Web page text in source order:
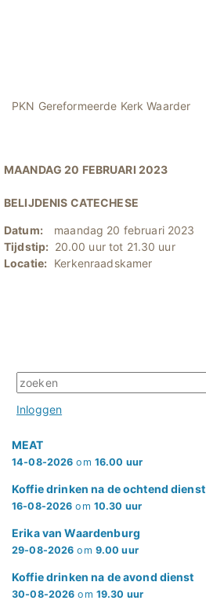
PKN Gereformeerde Kerk Waarder
MAANDAG 20 FEBRUARI 2023
BELIJDENIS CATECHESE
Datum:
maandag 20 februari 2023
Tijdstip: 20.00 uur tot 21.30 uur
Locatie: Kerkenraadskamer
Inloggen
MEAT
14-08-2026 om 16.00 uur
Koffie drinken na de ochtend dienst
16-08-2026 om 10.30 uur
Erika van Waardenburg
29-08-2026 om 9.00 uur
Koffie drinken na de avond dienst
30-08-2026 om 19.30 uur